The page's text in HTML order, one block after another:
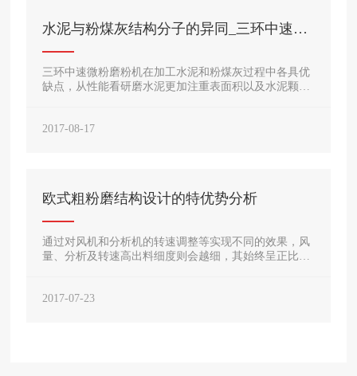
水泥与粉煤灰结构分子的异同_三环中速微
粉磨粉机
三环中速微粉磨粉机在加工水泥和粉煤灰过程中各具优
缺点，从性能看研磨水泥更加注重表面积以及水泥颗粒
2017-08-17
欧式粗粉磨结构设计的特优势分析
通过对风机和分析机的转速调整等实现不同的效果，风
量、分析及转速高出料细度则会越细，其始终呈正比关
差距。
2017-07-23